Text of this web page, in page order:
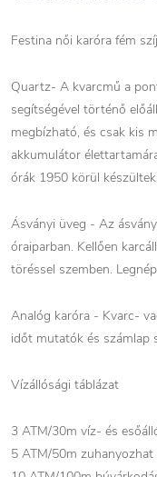
Festina női karóra fém
Quartz- A kvarcmű a
segítségével történő
megbízható, és csak kis
akkumulátor
órák 1950 körül
Ásványi üveg - Az
óraiparban. Kellően
töréssel szemben.
Analóg karóra - Kvarc-
időt mutatók és számlap
Vízállósági táblázat
3 ATM/30m víz- és
5 ATM/50m